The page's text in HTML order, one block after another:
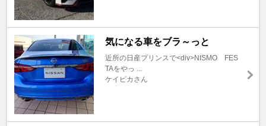
気になる車をブラ～っと
近所の日産プリンスで<div>NISMO FES
TAをやっ ...
ケイピカさん